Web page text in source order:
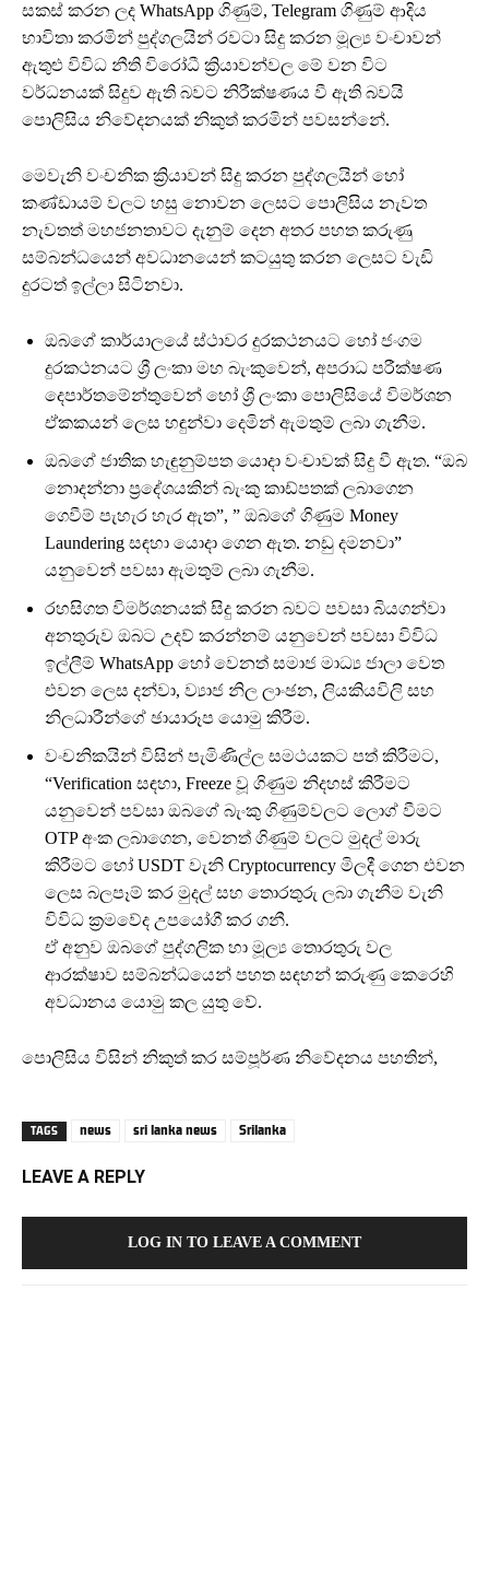
සකස් කරන ලද WhatsApp ගිණුම්, Telegram ගිණුම් ආදිය
භාවිතා කරමින් පුද්ගලයින් රවටා සිදු කරන මූල්‍ය වංචාවන්
ඇතුළු විවිධ නීති විරෝධී ක්‍රියාවන්වල මේ වන විට
වර්ධනයක් සිදුව ඇති බවට නිරීක්ෂණය වී ඇති බවයි
පොලිසිය නිවේදනයක් නිකුත් කරමින් පවසන්නේ.
මෙවැනි වංචනික ක්‍රියාවන් සිදු කරන පුද්ගලයින් හෝ
කණ්ඩායම් වලට හසු නොවන ලෙසට පොලිසිය නැවත
නැවතත් මහජනතාවට දැනුම් දෙන අතර පහත කරුණු
සම්බන්ධයෙන් අවධානයෙන් කටයුතු කරන ලෙසට වැඩි
දුරටත් ඉල්ලා සිටිනවා.
ඔබගේ කාර්‌යාලයේ ස්ථාවර දුරකථනයට හෝ ජංගම
දුරකථනයට ශ්‍රී ලංකා මහ බැංකුවෙන්, අපරාධ පරීක්ෂණ
දෙපාර්තමේන්තුවෙන් හෝ ශ්‍රී ලංකා පොලිසියේ විමර්ශන
ඒකකයන් ලෙස හඳුන්වා දෙමින් ඇමතුම් ලබා ගැනීම.
ඔබගේ ජාතික හැඳුනුම්පත යොදා වංචාවක් සිදු වී ඇත. “ඔබ
නොදන්නා ප්‍රදේශයකින් බැංකු කාඩ්පතක් ලබාගෙන
ගෙවීම් පැහැර හැර ඇත”, ” ඔබගේ ගිණුම Money
Laundering සඳහා යොදා ගෙන ඇත. නඩු දමනවා”
යනුවෙන් පවසා ඇමතුම් ලබා ගැනීම.
රහසිගත විමර්ශනයක් සිදු කරන බවට පවසා බියගන්වා
අනතුරුව ඔබට උදව් කරන්නම් යනුවෙන් පවසා විවිධ
ඉල්ලීම් WhatsApp හෝ වෙනත් සමාජ මාධ්‍ය ජාලා වෙත
එවන ලෙස දන්වා, ව්‍යාජ නිල ලාංඡන, ලියකියවිලි සහ
නිලධාරීන්ගේ ඡායාරූප යොමු කිරීම.
වංචනිකයින් විසින් පැමිණිල්ල සමථයකට පත් කිරීමට,
“Verification සඳහා, Freeze වූ ගිණුම නිදහස් කිරීමට
යනුවෙන් පවසා ඔබගේ බැංකු ගිණුම්වලට ලොග් වීමට
OTP අංක ලබාගෙන, වෙනත් ගිණුම් වලට මුදල් මාරු
කිරීමට හෝ USDT වැනි Cryptocurrency මිලදී ගෙන එවන
ලෙස බලපෑම් කර මුදල් සහ තොරතුරු ලබා ගැනීම වැනි
විවිධ ක්‍රමවේද උපයෝගී කර ගනී.
ඒ අනුව ඔබගේ පුද්ගලික හා මූල්‍ය තොරතුරු වල
ආරක්ෂාව සම්බන්ධයෙන් පහත සඳහන් කරුණු කෙරෙහි
අවධානය යොමු කල යුතු වේ.
පොලිසිය විසින් නිකුත් කර සම්පූර්ණ නිවේදනය පහතින්,
TAGS news sri lanka news Srilanka
LEAVE A REPLY
LOG IN TO LEAVE A COMMENT